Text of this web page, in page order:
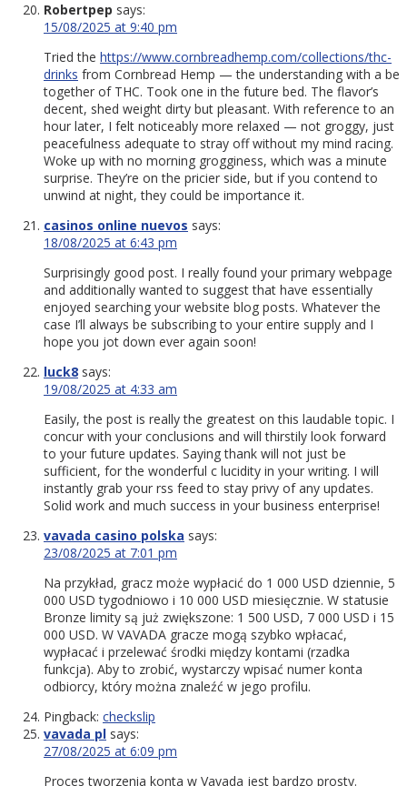
Robertpep says:
15/08/2025 at 9:40 pm
Tried the https://www.cornbreadhemp.com/collections/thc-
drinks from Cornbread Hemp — the understanding with a be
together of THC. Took one in the future bed. The flavor’s
decent, shed weight dirty but pleasant. With reference to an
hour later, I felt noticeably more relaxed — not groggy, just
peacefulness adequate to stray off without my mind racing.
Woke up with no morning grogginess, which was a minute
surprise. They’re on the pricier side, but if you contend to
unwind at night, they could be importance it.
casinos online nuevos says:
18/08/2025 at 6:43 pm
Surprisingly good post. I really found your primary webpage
and additionally wanted to suggest that have essentially
enjoyed searching your website blog posts. Whatever the
case I’ll always be subscribing to your entire supply and I
hope you jot down ever again soon!
luck8 says:
19/08/2025 at 4:33 am
Easily, the post is really the greatest on this laudable topic. I
concur with your conclusions and will thirstily look forward
to your future updates. Saying thank will not just be
sufficient, for the wonderful c lucidity in your writing. I will
instantly grab your rss feed to stay privy of any updates.
Solid work and much success in your business enterprise!
vavada casino polska says:
23/08/2025 at 7:01 pm
Na przykład, gracz może wypłacić do 1 000 USD dziennie, 5
000 USD tygodniowo i 10 000 USD miesięcznie. W statusie
Bronze limity są już zwiększone: 1 500 USD, 7 000 USD i 15
000 USD. W VAVADA gracze mogą szybko wpłacać,
wypłacać i przelewać środki między kontami (rzadka
funkcja). Aby to zrobić, wystarczy wpisać numer konta
odbiorcy, który można znaleźć w jego profilu.
Pingback: checkslip
vavada pl says:
27/08/2025 at 6:09 pm
Proces tworzenia konta w Vavada jest bardzo prosty.